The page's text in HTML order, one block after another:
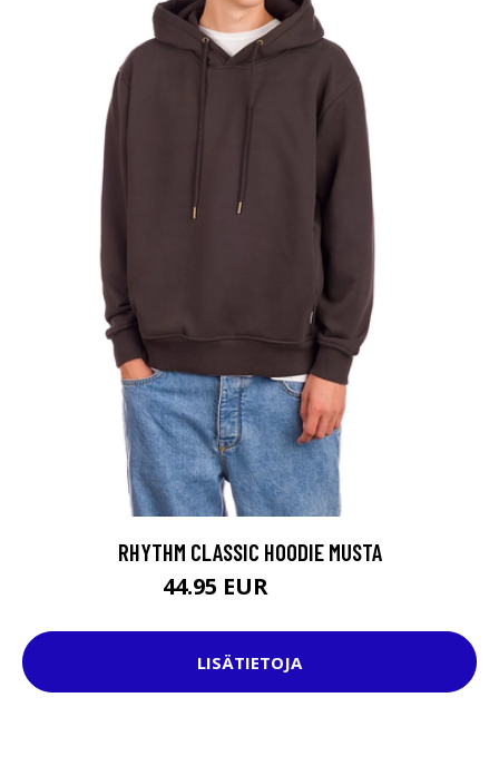
RHYTHM CLASSIC HOODIE MUSTA
44.95 EUR
LISÄTIETOJA